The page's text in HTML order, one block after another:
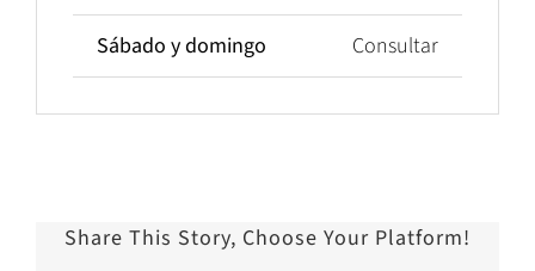
Sábado y domingo Consultar
Share This Story, Choose Your Platform!